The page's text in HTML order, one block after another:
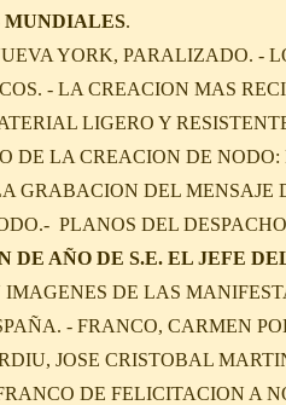
MUNDIALES.
YORK, PARALIZADO. -
- LA CREACION MAS
LIGERO Y
DE LA CREACION DE NODO:
GRABACION DEL
PLANOS DEL
DE AÑO DE S.E. EL JEFE
DE LAS
- FRANCO, CARMEN
JOSE CRISTOBAL
DE FELICITACION A